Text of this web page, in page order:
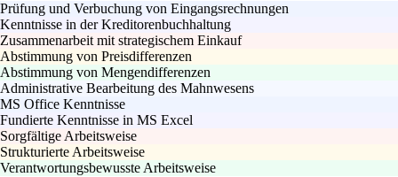
Prüfung und Verbuchung von Eingangsrechnungen
Kenntnisse in der Kreditorenbuchhaltung
Zusammenarbeit mit strategischem Einkauf
Abstimmung von Preisdifferenzen
Abstimmung von Mengendifferenzen
Administrative Bearbeitung des Mahnwesens
MS Office Kenntnisse
Fundierte Kenntnisse in MS Excel
Sorgfältige Arbeitsweise
Strukturierte Arbeitsweise
Verantwortungsbewusste Arbeitsweise